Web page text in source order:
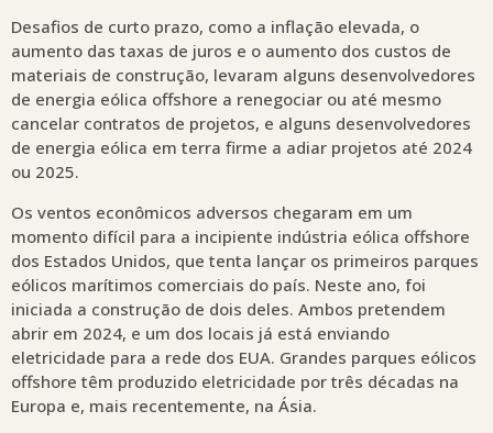
Desafios de curto prazo, como a inflação elevada, o
aumento das taxas de juros e o aumento dos custos de
materiais de construção, levaram alguns desenvolvedores
de energia eólica offshore a renegociar ou até mesmo
cancelar contratos de projetos, e alguns desenvolvedores
de energia eólica em terra firme a adiar projetos até 2024
ou 2025.
Os ventos econômicos adversos chegaram em um
momento difícil para a incipiente indústria eólica offshore
dos Estados Unidos, que tenta lançar os primeiros parques
eólicos marítimos comerciais do país. Neste ano, foi
iniciada a construção de dois deles. Ambos pretendem
abrir em 2024, e um dos locais já está enviando
eletricidade para a rede dos EUA. Grandes parques eólicos
offshore têm produzido eletricidade por três décadas na
Europa e, mais recentemente, na Ásia.